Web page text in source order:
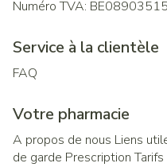
Numéro TVA:
Service à la clientèle
FAQ
Votre pharmacie
A propos de nous Liens
de garde Prescription